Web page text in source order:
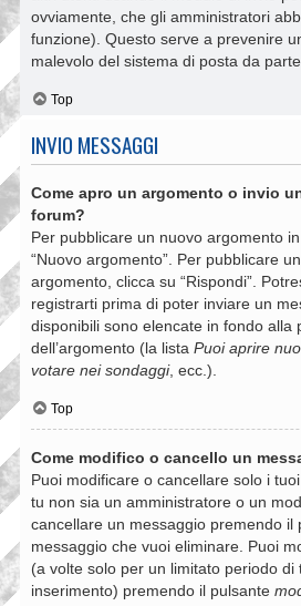
ovviamente, che gli amministratori
funzione). Questo serve a prevenire
malevolo del sistema di posta da
Top
INVIO MESSAGGI
Come apro un argomento o invio
forum?
Per pubblicare un nuovo argomento
“Nuovo argomento”. Per pubblicare
argomento, clicca su “Rispondi”.
registrarti prima di poter inviare un
disponibili sono elencate in fondo alla
dell’argomento (la lista Puoi aprire
votare nei sondaggi, ecc.).
Top
Come modifico o cancello un
Puoi modificare o cancellare solo i
tu non sia un amministratore o un
cancellare un messaggio premendo il
messaggio che vuoi eliminare. Puoi
(a volte solo per un limitato periodo di
inserimento) premendo il pulsante